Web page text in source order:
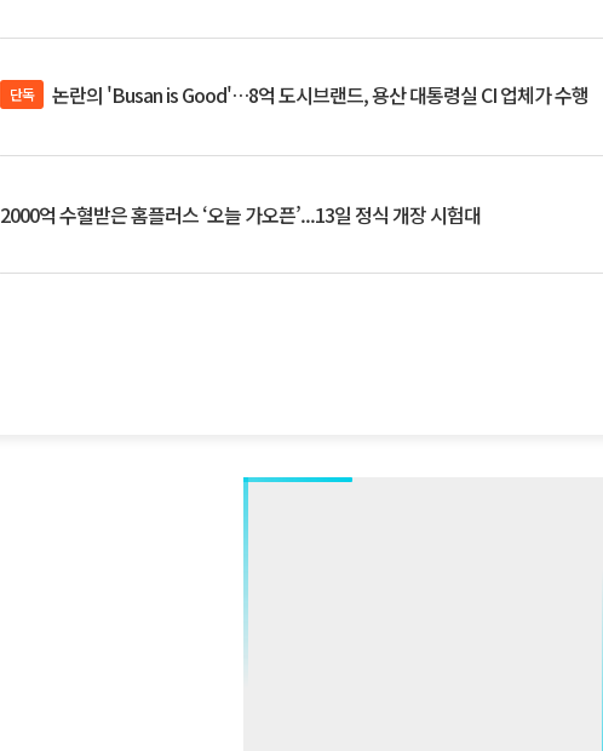
단독 논란의 'Busan is Good'…8억 도시브랜드, 용산 대통령실 CI 업체가 수행
2000억 수혈받은 홈플러스 ‘오늘 가오픈’...13일 정식 개장 시험대